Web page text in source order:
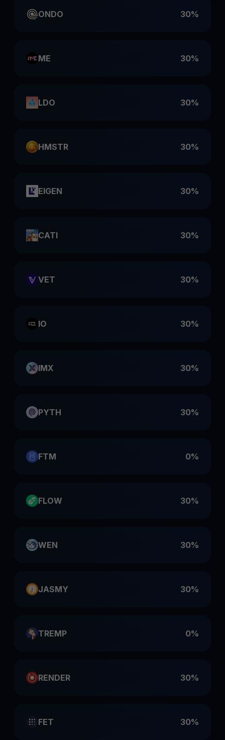
ONDO 30%
ME 30%
LDO 30%
HMSTR 30%
EIGEN 30%
CATI 30%
VET 30%
IO 30%
IMX 30%
PYTH 30%
FTM 0%
FLOW 30%
WEN 30%
JASMY 30%
TREMP 0%
RENDER 30%
FET 30%